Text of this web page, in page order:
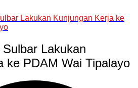
Lakukan Kunjungan Kerja ke
Lakukan
ke PDAM Wai Tipalayo